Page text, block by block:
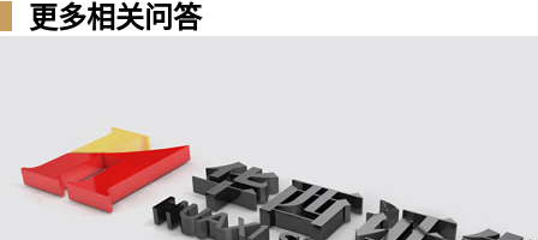
更多相关问答